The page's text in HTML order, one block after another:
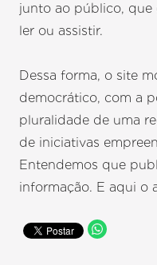
junto ao público, que
ler ou assistir.
Dessa forma, o site
democrático, com a
pluralidade de uma
de iniciativas
Entendemos que
informação. E aqui o